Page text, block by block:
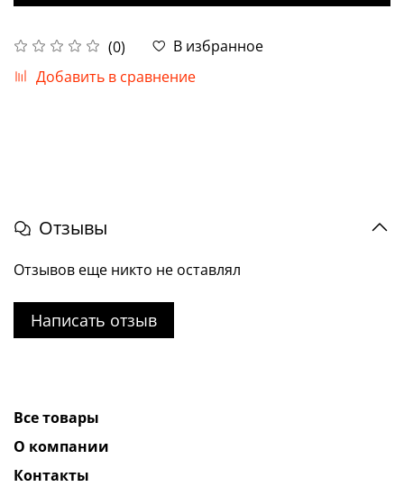
(0)
В избранное
Добавить в сравнение
Отзывы
Отзывов еще никто не оставлял
Написать отзыв
Все товары
О компании
Контакты